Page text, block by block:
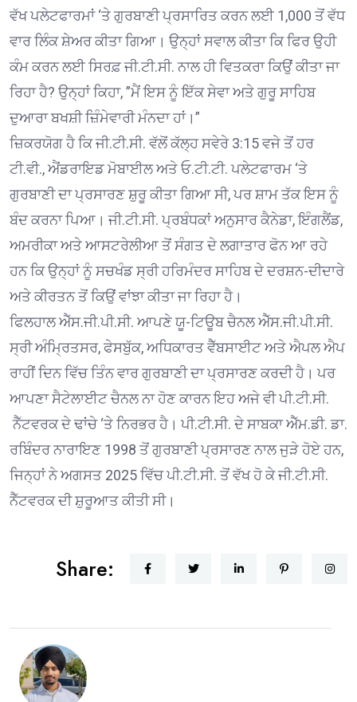
ਵੱਖ ਪਲੇਟਫਾਰਮਾਂ ‘ਤੇ ਗੁਰਬਾਣੀ ਪ੍ਰਸਾਰਿਤ ਕਰਨ ਲਈ 1,000 ਤੋਂ ਵੱਧ
ਵਾਰ ਲਿੰਕ ਸ਼ੇਅਰ ਕੀਤਾ ਗਿਆ। ਉਨ੍ਹਾਂ ਸਵਾਲ ਕੀਤਾ ਕਿ ਫਿਰ ਉਹੀ
ਕੰਮ ਕਰਨ ਲਈ ਸਿਰਫ਼ ਜੀ.ਟੀ.ਸੀ. ਨਾਲ ਹੀ ਵਿਤਕਰਾ ਕਿਉਂ ਕੀਤਾ ਜਾ
ਰਿਹਾ ਹੈ? ਉਨ੍ਹਾਂ ਕਿਹਾ, ”ਮੈਂ ਇਸ ਨੂੰ ਇੱਕ ਸੇਵਾ ਅਤੇ ਗੁਰੂ ਸਾਹਿਬ
ਦੁਆਰਾ ਬਖਸ਼ੀ ਜ਼ਿੰਮੇਵਾਰੀ ਮੰਨਦਾ ਹਾਂ।”
ਜ਼ਿਕਰਯੋਗ ਹੈ ਕਿ ਜੀ.ਟੀ.ਸੀ. ਵੱਲੋਂ ਕੱਲ੍ਹ ਸਵੇਰੇ 3:15 ਵਜੇ ਤੋਂ ਹਰ
ਟੀ.ਵੀ., ਐਂਡਰਾਇਡ ਮੋਬਾਈਲ ਅਤੇ ਓ.ਟੀ.ਟੀ. ਪਲੇਟਫਾਰਮ ‘ਤੇ
ਗੁਰਬਾਣੀ ਦਾ ਪ੍ਰਸਾਰਣ ਸ਼ੁਰੂ ਕੀਤਾ ਗਿਆ ਸੀ, ਪਰ ਸ਼ਾਮ ਤੱਕ ਇਸ ਨੂੰ
ਬੰਦ ਕਰਨਾ ਪਿਆ। ਜੀ.ਟੀ.ਸੀ. ਪ੍ਰਬੰਧਕਾਂ ਅਨੁਸਾਰ ਕੈਨੇਡਾ, ਇੰਗਲੈਂਡ,
ਅਮਰੀਕਾ ਅਤੇ ਆਸਟਰੇਲੀਆ ਤੋਂ ਸੰਗਤ ਦੇ ਲਗਾਤਾਰ ਫੋਨ ਆ ਰਹੇ
ਹਨ ਕਿ ਉਨ੍ਹਾਂ ਨੂੰ ਸਚਖੰਡ ਸ੍ਰੀ ਹਰਿਮੰਦਰ ਸਾਹਿਬ ਦੇ ਦਰਸ਼ਨ-ਦੀਦਾਰੇ
ਅਤੇ ਕੀਰਤਨ ਤੋਂ ਕਿਉਂ ਵਾਂਝਾ ਕੀਤਾ ਜਾ ਰਿਹਾ ਹੈ।
ਫਿਲਹਾਲ ਐੱਸ.ਜੀ.ਪੀ.ਸੀ. ਆਪਣੇ ਯੂ-ਟਿਊਬ ਚੈਨਲ ਐੱਸ.ਜੀ.ਪੀ.ਸੀ.
ਸ੍ਰੀ ਅੰਮ੍ਰਿਤਸਰ, ਫੇਸਬੁੱਕ, ਅਧਿਕਾਰਤ ਵੈੱਬਸਾਈਟ ਅਤੇ ਐਪਲ ਐਪ
ਰਾਹੀਂ ਦਿਨ ਵਿੱਚ ਤਿੰਨ ਵਾਰ ਗੁਰਬਾਣੀ ਦਾ ਪ੍ਰਸਾਰਣ ਕਰਦੀ ਹੈ। ਪਰ
ਆਪਣਾ ਸੈਟੇਲਾਈਟ ਚੈਨਲ ਨਾ ਹੋਣ ਕਾਰਨ ਇਹ ਅਜੇ ਵੀ ਪੀ.ਟੀ.ਸੀ.
ਨੈੱਟਵਰਕ ਦੇ ਢਾਂਚੇ ‘ਤੇ ਨਿਰਭਰ ਹੈ। ਪੀ.ਟੀ.ਸੀ. ਦੇ ਸਾਬਕਾ ਐੱਮ.ਡੀ. ਡਾ.
ਰਬਿੰਦਰ ਨਾਰਾਇਣ 1998 ਤੋਂ ਗੁਰਬਾਣੀ ਪ੍ਰਸਾਰਣ ਨਾਲ ਜੁੜੇ ਹੋਏ ਹਨ,
ਜਿਨ੍ਹਾਂ ਨੇ ਅਗਸਤ 2025 ਵਿੱਚ ਪੀ.ਟੀ.ਸੀ. ਤੋਂ ਵੱਖ ਹੋ ਕੇ ਜੀ.ਟੀ.ਸੀ.
ਨੈੱਟਵਰਕ ਦੀ ਸ਼ੁਰੂਆਤ ਕੀਤੀ ਸੀ।
Share: